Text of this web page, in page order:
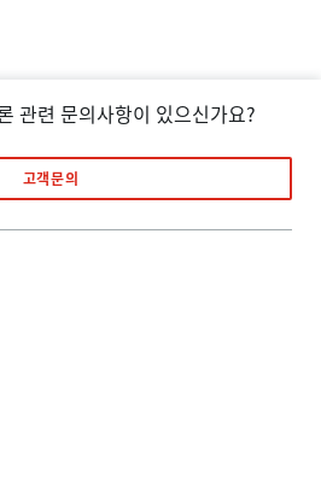
관련 문의사항이 있으신가요?
고객문의